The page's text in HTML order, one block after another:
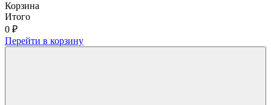
Корзина
Итого
0 ₽
Перейти в корзину